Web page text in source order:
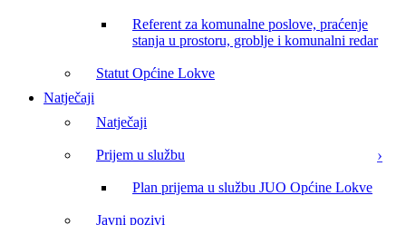
Referent za komunalne poslove, praćenje
stanja u prostoru, groblje i komunalni redar
Statut Općine Lokve
Natječaji
Natječaji
Prijem u službu
Plan prijema u službu JUO Općine Lokve
Javni pozivi